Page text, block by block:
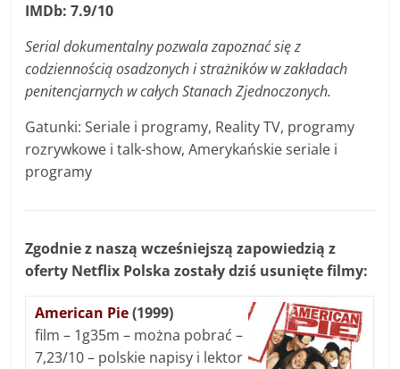
IMDb: 7.9/10
Serial dokumentalny pozwala zapoznać się z
codziennością osadzonych i strażników w zakładach
penitencjarnych w całych Stanach Zjednoczonych.
Gatunki: Seriale i programy, Reality TV, programy
rozrywkowe i talk-show, Amerykańskie seriale i
programy
Zgodnie z naszą wcześniejszą zapowiedzią z
oferty Netflix Polska zostały dziś usunięte filmy:
American Pie(1999)
film – 1g35m – można pobrać –
7,23/10 – polskie napisy i lektor